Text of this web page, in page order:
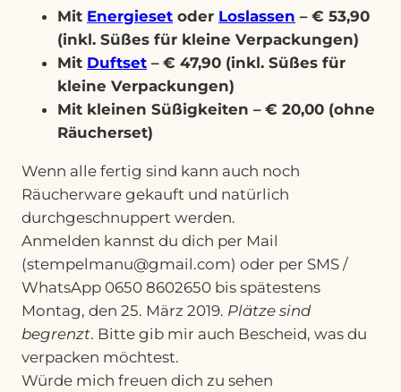
Mit Energieset oder Loslassen – € 53,90
(inkl. Süßes für kleine Verpackungen)
Mit Duftset – € 47,90 (inkl. Süßes für
kleine Verpackungen)
Mit kleinen Süßigkeiten – € 20,00 (ohne
Räucherset)
Wenn alle fertig sind kann auch noch
Räucherware gekauft und natürlich
durchgeschnuppert werden.
Anmelden kannst du dich per Mail
(stempelmanu@gmail.com) oder per SMS /
WhatsApp 0650 8602650 bis spätestens
Montag, den 25. März 2019. Plätze sind
begrenzt. Bitte gib mir auch Bescheid, was du
verpacken möchtest.
Würde mich freuen dich zu sehen